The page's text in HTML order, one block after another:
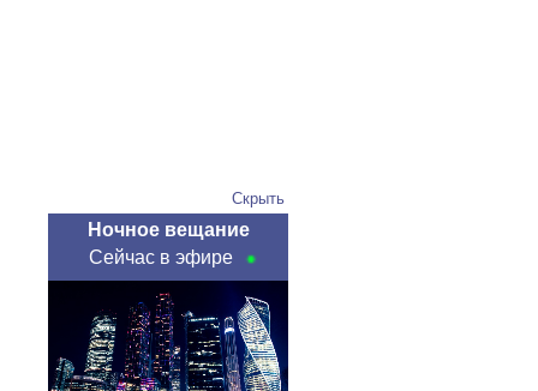
Скрыть
Ночное вещание
Сейчас в эфире